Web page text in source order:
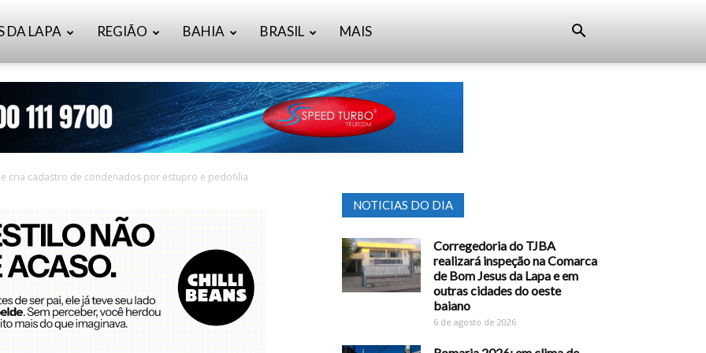
DA LAPA REGIÃO BAHIA BRASIL MAIS
cria cadastro de condenados por estupro e pedofilia
NOTICIAS DO DIA
Corregedoria do TJBA
realizará inspeção na Comarca
de Bom Jesus da Lapa e em
outras cidades do oeste
baiano
6 de agosto de 2026